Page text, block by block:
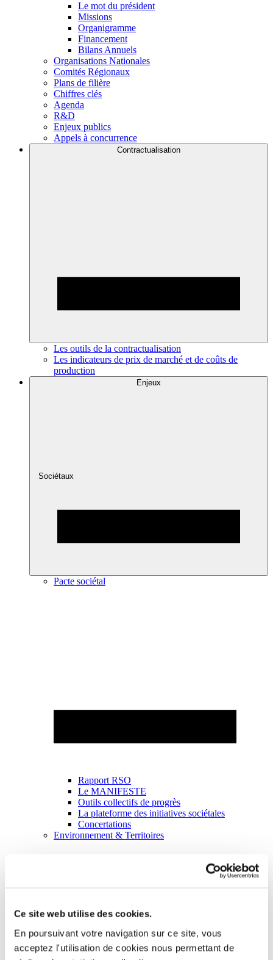
Ce site web utilise des cookies.
En poursuivant votre navigation sur ce site, vous
acceptez l'utilisation de cookies nous permettant de
Le mot du président
Missions
Organigramme
Financement
Bilans Annuels
Organisations Nationales
Comités Régionaux
Plans de filière
Chiffres clés
Agenda
R&D
Enjeux publics
Appels à concurrence
Contractualisation
Les outils de la contractualisation
Les indicateurs de prix de marché et de coûts de
production
Enjeux
Sociétaux
Pacte sociétal
Rapport RSO
Le MANIFESTE
Outils collectifs de progrès
La plateforme des initiatives sociétales
Concertations
Environnement & Territoires